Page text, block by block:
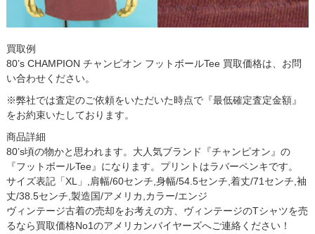
買取例
80’s CHAMPION チャンピオン フットボールTee 買取価格は、お問
い合わせください。
※弊社では査定のご依頼をいただいた時点で『最低確定査定金額』
をお約束いたしております。
商品詳細
80’s頃の物かと思われます。大人気ブランド『チャンピオン』の
『フットボールTee』になります。プリントはラバーペンキです。
サイズ表記「XL」,肩幅/60センチ,身幅/54.5センチ,着丈/71センチ,袖
丈/38.5センチ,製造国/アメリカ,カラー/エンジ
ヴィンテージ古着の売却をお考えの方、ヴィンテージのTシャツを売
るなら買取価格No1のアメリカンバイヤーズへご連絡ください！